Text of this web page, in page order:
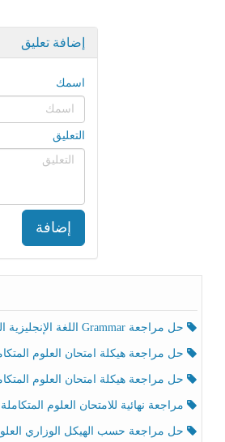
إضافة تعليق
اسمك
التعليق
إضافة
حل مراجعة Grammar اللغة الإنجليزية الصف الخامس الفصل الثالث
حل مراجعة هيكلة امتحان العلوم المتكاملة الصف الخامس انسبير
حل مراجعة هيكلة امتحان العلوم المتكاملة الصف الخامس عام
مراجعة نهائية للامتحان العلوم المتكاملة الصف الخامس
حل مراجعة حسب الهيكل الوزاري العلوم المتكاملة الصف الخامس عام